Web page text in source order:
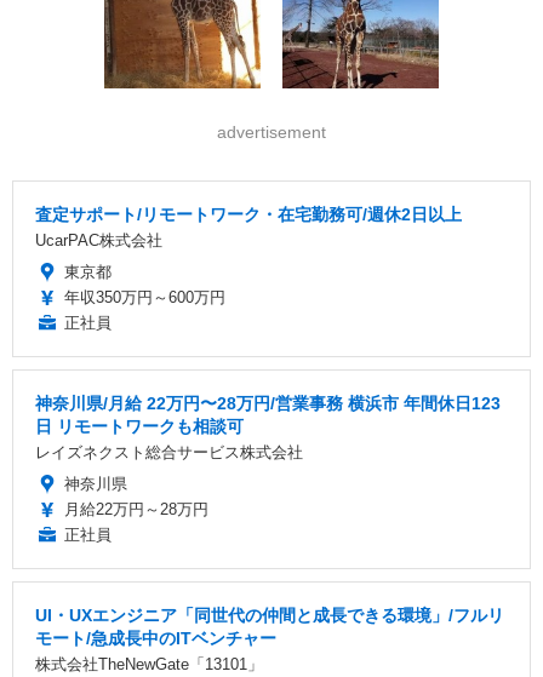
advertisement
査定サポート/リモートワーク・在宅勤務可/週休2日以上
UcarPAC株式会社
東京都
年収350万円～600万円
正社員
神奈川県/月給 22万円〜28万円/営業事務 横浜市 年間休日123
日 リモートワークも相談可
レイズネクスト総合サービス株式会社
神奈川県
月給22万円～28万円
正社員
UI・UXエンジニア「同世代の仲間と成長できる環境」/フルリ
モート/急成長中のITベンチャー
株式会社TheNewGate「13101」